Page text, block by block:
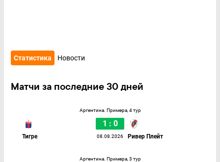
Статистика Новости
Матчи за последние 30 дней
Аргентина. Примера, 4 тур
Тигре
1 : 0
08.08.2026 Ривер Плейт
Аргентина. Примера, 3 тур